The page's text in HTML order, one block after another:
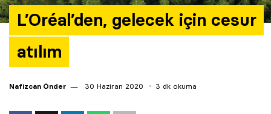
L’Oréal’den, gelecek için cesur
atılım
Nafizcan Önder 30 Haziran 2020 3 dk okuma